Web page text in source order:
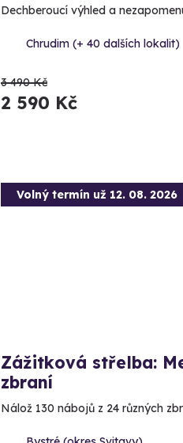
Dechberoucí výhled a
Chrudim (+ 40 dalších lokalit)
3 490 Kč
2 590 Kč
Volný termín už 12. 08. 2026
Zážitková střelba:
zbraní
Nálož 130 nábojů z 24 různých